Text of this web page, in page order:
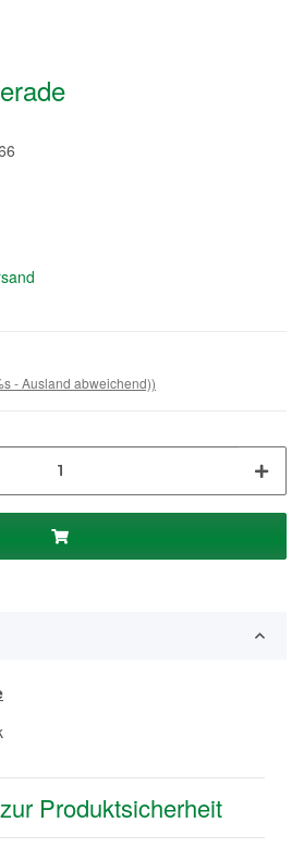
- Ausland abweichend))
Produktsicherheit